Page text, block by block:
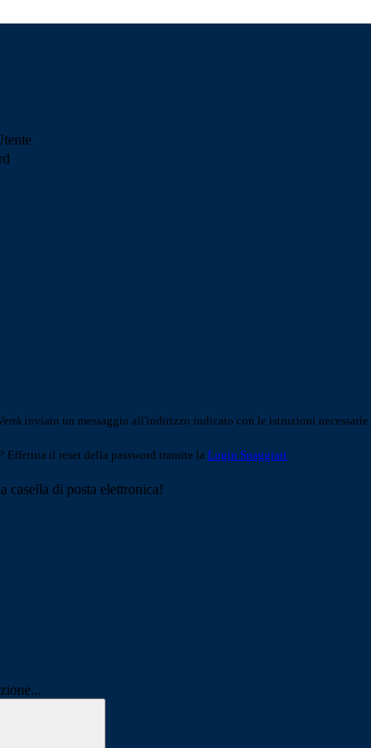
inviato un messaggio all'indirizzo indicato con le istruzioni necessarie.
Effettua il reset della password tramite la Login Spaggiari
casella di posta elettronica!